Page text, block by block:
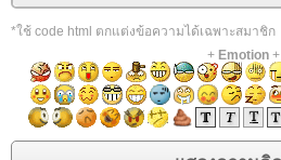
*ใช้ code html ตกแต่งข้อความได้เฉพาะสมาชิก
+ Emotion+